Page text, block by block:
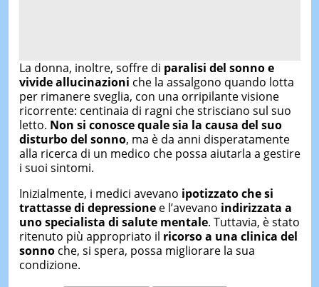
La donna, inoltre, soffre di paralisi del sonno e
vivide allucinazioni che la assalgono quando lotta
per rimanere sveglia, con una orripilante visione
ricorrente: centinaia di ragni che strisciano sul suo
letto. Non si conosce quale sia la causa del suo
disturbo del sonno, ma è da anni disperatamente
alla ricerca di un medico che possa aiutarla a gestire
i suoi sintomi.
Inizialmente, i medici avevano ipotizzato che si
trattasse di depressionee l’avevano indirizzata a
uno specialista di salute mentale. Tuttavia, è stato
ritenuto più appropriato il ricorso a una clinica del
sonnoche, si spera, possa migliorare la sua
condizione.